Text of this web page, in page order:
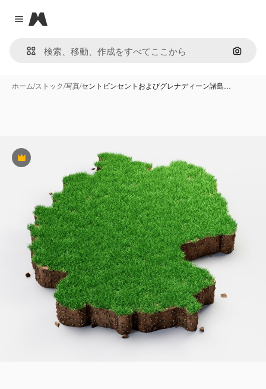
Close menu
Magnific
画像で
ホーム/ストック/写真/セントビンセントおよびグレナディーン諸島…
Premium